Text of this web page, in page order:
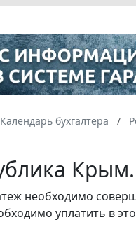
Календарь бухгалтера
необходимо
уплатить в